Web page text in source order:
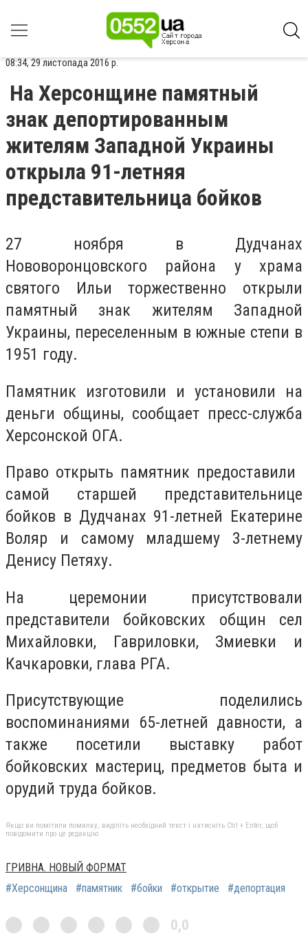
08:34, 29 листопада 2016 р.
На Херсонщине памятный
знак депортированным
жителям Западной Украины
открыла 91-летняя
представительница бойков
27 ноября в Дудчанах
Нововоронцовского района у храма
святого Ильи торжественно открыли
памятный знак жителям Западной
Украины, переселенным в южные степи в
1951 году.
Памятник изготовили и установили на
деньги общины, сообщает пресс-служба
Херсонской ОГА.
Право открыть памятник предоставили ​​
самой старшей представительнице
бойков в Дудчанах 91-летней Екатерине
Воляр и самому младшему 3-летнему
Денису Петяху.
На церемонии присутствовали
представители бойковских общин сел
Михайловки, Гавриловки, Змиевки и
Качкаровки, глава РГА.
Присутствующие поделились
воспоминаниями 65-летней давности, а
также посетили выставку работ
бойковских мастериц, предметов быта и
орудий труда бойков.
Якщо ви помітили помилку, виділіть необхідний текст і натисніть Ctrl + Enter, щоб
повідомити про це редакцію
ГРИВНА. НОВЫЙ ФОРМАТ
#Херсонщина
#памятник #бойки #открытие #депортация
0,0